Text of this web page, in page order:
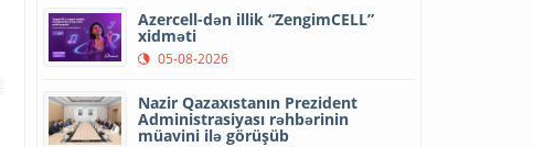
Azercell-dən illik “ZengimCELL”
xidməti
05-08-2026
Nazir Qazaxıstanın Prezident
Administrasiyası rəhbərinin
müavini ilə görüşüb